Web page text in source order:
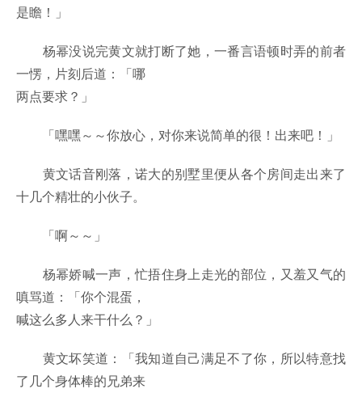
是瞻！」
杨幂没说完黄文就打断了她，一番言语顿时弄的前者
一愣，片刻后道：「哪
两点要求？」
「嘿嘿～～你放心，对你来说简单的很！出来吧！」
黄文话音刚落，诺大的别墅里便从各个房间走出来了
十几个精壮的小伙子。
「啊～～」
杨幂娇喊一声，忙捂住身上走光的部位，又羞又气的
嗔骂道：「你个混蛋，
喊这么多人来干什么？」
黄文坏笑道：「我知道自己满足不了你，所以特意找
了几个身体棒的兄弟来